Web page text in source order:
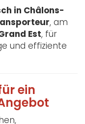
in Châlons-
, am
Est, für
und effiziente
ein